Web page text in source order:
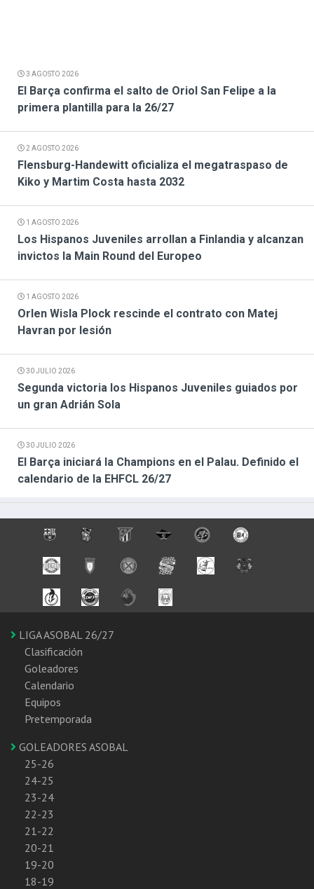
3 AGOSTO 2026
El Barça confirma el salto de Oriol San Felipe a la
primera plantilla para la 26/27
2 AGOSTO 2026
Flensburg-Handewitt oficializa el megatraspaso de
Kiko y Martim Costa hasta 2032
1 AGOSTO 2026
Los Hispanos Juveniles arrollan a Finlandia y alcanzan
invictos la Main Round del Europeo
1 AGOSTO 2026
Orlen Wisla Plock rescinde el contrato con Matej
Havran por lesión
30 JULIO 2026
Segunda victoria los Hispanos Juveniles guiados por
un gran Adrián Sola
30 JULIO 2026
El Barça iniciará la Champions en el Palau. Definido el
calendario de la EHFCL 26/27
LIGA ASOBAL 26/27
Clasificación
Goleadores
Calendario
Equipos
Pretemporada
GOLEADORES ASOBAL
25-26
24-25
23-24
22-23
21-22
20-21
19-20
18-19